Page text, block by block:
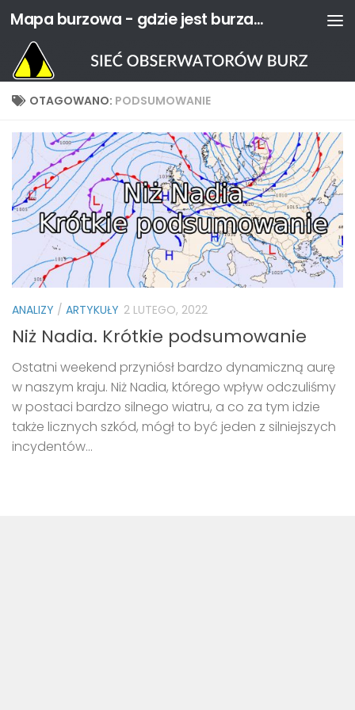
Przejdź do treści Mapa burzowa - gdzie jest burza? | Sieć Obserwatorów Burz
OTAGOWANO: PODSUMOWANIE
ANALIZY / ARTYKUŁY 2 LUTEGO, 2022
Niż Nadia. Krótkie podsumowanie
Ostatni weekend przyniósł bardzo dynamiczną aurę
w naszym kraju. Niż Nadia, którego wpływ odczuliśmy
w postaci bardzo silnego wiatru, a co za tym idzie
także licznych szkód, mógł to być jeden z silniejszych
incydentów...